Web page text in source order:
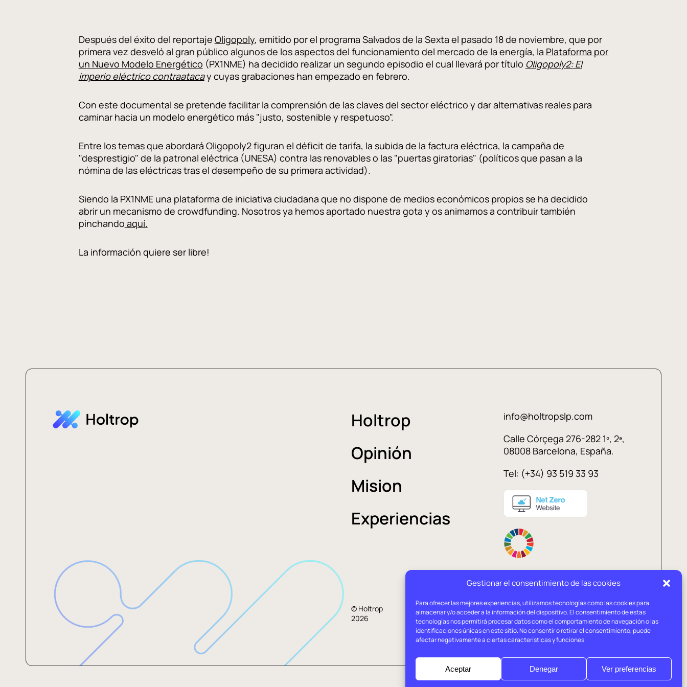
Gestionar el consentimiento de las cookies
Para ofrecer las mejores experiencias, utilizamos tecnologías como las cookies para
almacenar y/o acceder a la información del dispositivo. El consentimiento de estas
tecnologías nos permitirá procesar datos como el comportamiento de navegación o las
identificaciones únicas en este sitio. No consentir o retirar el consentimiento, puede
afectar negativamente a ciertas características y funciones.
Aceptar Denegar Ver preferencias
Después del éxito del reportaje Oligopoly, emitido por el programa Salvados de la Sexta el pasado 18 de noviembre, que por
primera vez desveló al gran público algunos de los aspectos del funcionamiento del mercado de la energía, la Plataforma por
un Nuevo Modelo Energético (PX1NME) ha decidido realizar un segundo episodio el cual llevará por título Oligopoly2: El
imperio eléctrico contraatacay cuyas grabaciones han empezado en febrero.
Con este documental se pretende facilitar la comprensión de las claves del sector eléctrico y dar alternativas reales para
caminar hacia un modelo energético más "justo, sostenible y respetuoso".
Entre los temas que abordará Oligopoly2 figuran el déficit de tarifa, la subida de la factura eléctrica, la campaña de
"desprestigio" de la patronal eléctrica (UNESA) contra las renovables o las "puertas giratorias" (políticos que pasan a la
nómina de las eléctricas tras el desempeño de su primera actividad).
Siendo la PX1NME una plataforma de iniciativa ciudadana que no dispone de medios económicos propios se ha decidido
abrir un mecanismo de crowdfunding. Nosotros ya hemos aportado nuestra gota y os animamos a contribuir también
pinchando aquí.
La información quiere ser libre!
Holtrop
Opinión
Mision
Experiencias
info@holtropslp.com
Calle Córçega 276-282 1º, 2ª,
08008 Barcelona, España.
Tel: (+34) 93 519 33 93
© Holtrop
2026
Aviso
legal
Política de
privacidad
Política de
cookies